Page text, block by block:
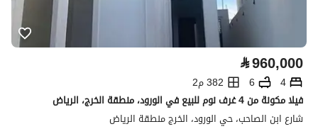
⃁960,000
4
6
382 م2
فیلا مكونة من 4 غرف نوم للبيع في الورود، منطقة الخرج، الرياض
شارع ابن الصاحب، حي الورود، الخرج منطقة الرياض